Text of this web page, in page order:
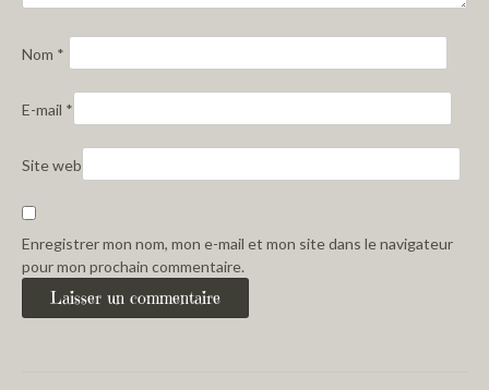
Nom *
E-mail *
Site web
Enregistrer mon nom, mon e-mail et mon site dans le navigateur
pour mon prochain commentaire.